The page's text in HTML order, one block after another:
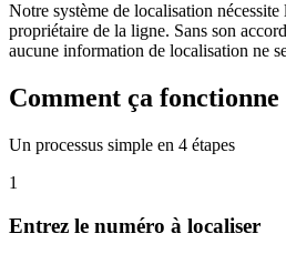
Notre système de localisation
propriétaire de la ligne. Sans son
aucune information de localisation ne
Comment ça fonctionne
Un processus simple en 4 étapes
1
Entrez le numéro à localiser